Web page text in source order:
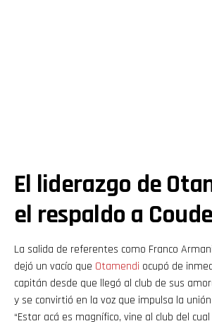
El liderazgo de
el respaldo a
La salida de referentes como Franco
dejó un vacío que Otamendi ocupó de
capitán desde que llegó al club de sus
y se convirtió en la voz que impulsa la
“Estar acá es magnífico, vine al club del